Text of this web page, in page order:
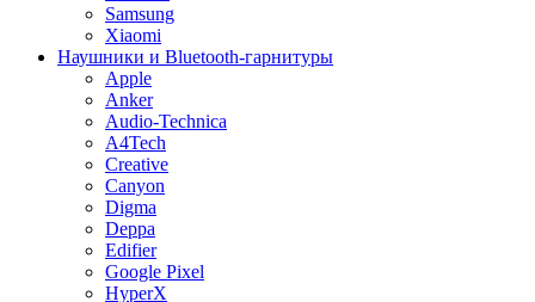
Samsung
Xiaomi
Наушники и Bluetooth-гарнитуры
Apple
Anker
Audio-Technica
A4Tech
Creative
Canyon
Digma
Deppa
Edifier
Google Pixel
HyperX